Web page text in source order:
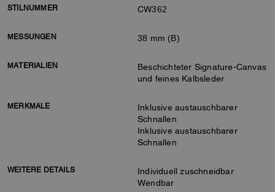
STILNUMMER CW362
MESSUNGEN 38 mm (B)
MATERIALIEN
Beschichteter Signature-Canvas
und feines Kalbsleder
MERKMALE
Inklusive austauschbarer
Schnallen
Inklusive austauschbarer
Schnallen
WEITERE DETAILS
Individuell zuschneidbar
Wendbar